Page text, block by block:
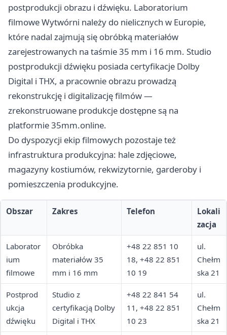
postprodukcji obrazu i dźwięku. Laboratorium
filmowe Wytwórni należy do nielicznych w Europie,
które nadal zajmują się obróbką materiałów
zarejestrowanych na taśmie 35 mm i 16 mm. Studio
postprodukcji dźwięku posiada certyfikacje Dolby
Digital i THX, a pracownie obrazu prowadzą
rekonstrukcję i digitalizację filmów —
zrekonstruowane produkcje dostępne są na
platformie 35mm.online.
Do dyspozycji ekip filmowych pozostaje też
infrastruktura produkcyjna: hale zdjęciowe,
magazyny kostiumów, rekwizytornie, garderoby i
pomieszczenia produkcyjne.
Obszar Zakres Telefon
Lokali
zacja
Laborator
ium
filmowe
Obróbka
materiałów 35
mm i 16 mm
+48 22 851 10
18, +48 22 851
10 19
ul.
Chełm
ska 21
Postprod
ukcja
dźwięku
Studio z
certyfikacją Dolby
Digital i THX
+48 22 841 54
11, +48 22 851
10 23
ul.
Chełm
ska 21